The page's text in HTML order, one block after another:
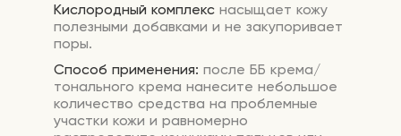
Кислородный комплекс насыщает кожу
полезными добавками и не закупоривает
поры.
Способ применения: после ББ крема/
тонального крема нанесите небольшое
количество средства на проблемные
участки кожи и равномерно